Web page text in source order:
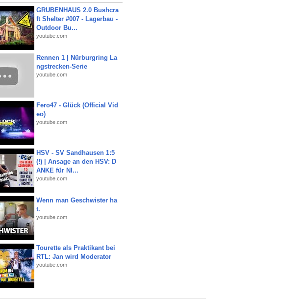
GRUBENHAUS 2.0 Bushcra
ft Shelter #007 - Lagerbau -
Outdoor Bu...
youtube.com
Rennen 1 | Nürburgring La
ngstrecken-Serie
youtube.com
Fero47 - Glück (Official Vid
eo)
youtube.com
HSV - SV Sandhausen 1:5
(!) | Ansage an den HSV: D
ANKE für NI...
youtube.com
Wenn man Geschwister ha
t.
youtube.com
Tourette als Praktikant bei
RTL: Jan wird Moderator
youtube.com